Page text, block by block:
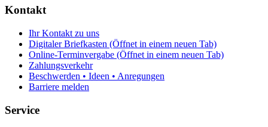
Kontakt
Ihr Kontakt zu uns
Digitaler Briefkasten (Öffnet in einem neuen Tab)
Online-Terminvergabe (Öffnet in einem neuen Tab)
Zahlungsverkehr
Beschwerden • Ideen • Anregungen
Barriere melden
Service